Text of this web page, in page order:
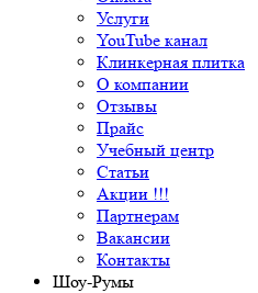
Услуги
YouTube канал
Клинкерная плитка
О компании
Отзывы
Прайс
Учебный центр
Статьи
Акции !!!
Партнерам
Вакансии
Контакты
Шоу-Румы